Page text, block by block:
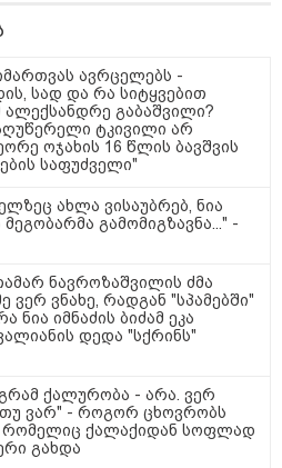
/ 10-08-2026
საყიდლად შევედი.
შევხვდი ამ
ქალბატონს, მითხრა,
თბილისზე სიუჟეტს
და..." - რას
სისხლის
ავრცელებს -
სად და რა სიტყვებით
ალექსანდრე გაბაშვილი?
ტკივილი არ
ოჯახის 16 წლის ბავშვის
საფუძველი"
ახლა ვისაუბრებ, ნია
გამომიგზავნა..." -
ნავროზაშვილის ძმა
ვერ ვნახე, რადგან "სპამებში"
ნია იმნაძის ბიძამ ეკა
დედა "სქრინს"
ქალურობა - არა. ვერ
ვარ" - როგორ ცხოვრობს
ქალაქიდან სოფლად
გახდა